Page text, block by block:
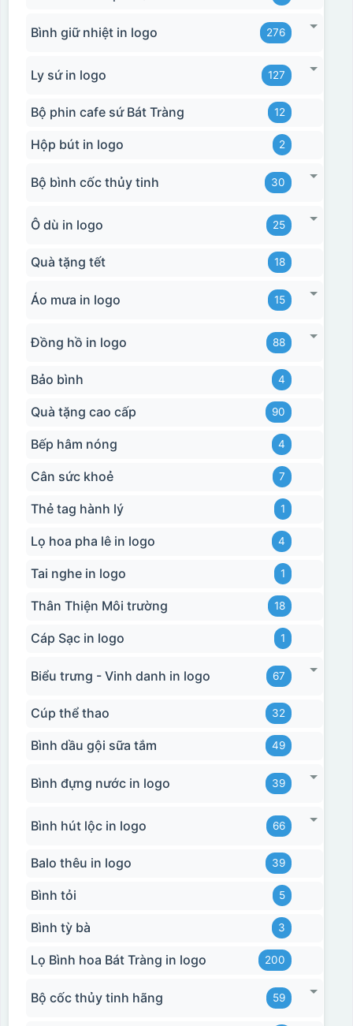
Bình giữ nhiệt in logo 276
Ly sứ in logo 127
Bộ phin cafe sứ Bát Tràng 12
Hộp bút in logo 2
Bộ bình cốc thủy tinh 30
Ô dù in logo 25
Quà tặng tết 18
Áo mưa in logo 15
Đồng hồ in logo 88
Bảo bình 4
Quà tặng cao cấp 90
Bếp hâm nóng 4
Cân sức khoẻ 7
Thẻ tag hành lý 1
Lọ hoa pha lê in logo 4
Tai nghe in logo 1
Thân Thiện Môi trường 18
Cáp Sạc in logo 1
Biểu trưng - Vinh danh in logo 67
Cúp thể thao 32
Bình dầu gội sữa tắm 49
Bình đựng nước in logo 39
Bình hút lộc in logo 66
Balo thêu in logo 39
Bình tỏi 5
Bình tỳ bà 3
Lọ Bình hoa Bát Tràng in logo 200
Bộ cốc thủy tinh hãng 59